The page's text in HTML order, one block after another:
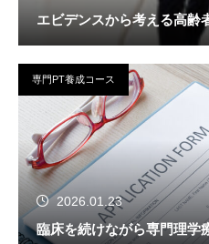
エビデンスから考える高齢
専門PT養成コース
2026.01.23
臨床を続けながら専門理学